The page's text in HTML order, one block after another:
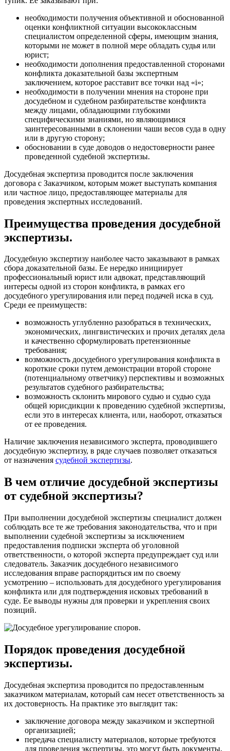
необходимости получения объективной и обоснованной
оценки конфликтной ситуации высококлассным
специалистом определенной сферы, имеющим знания,
которыми не может в полной мере обладать судья или
юрист;
необходимости дополнения предоставленной сторонами
конфликта доказательной базы экспертным
заключением, которое расставит все точки над «i»;
необходимости в получении мнения на стороне при
досудебном и судебном разбирательстве конфликта
между лицами, обладающими глубокими
специфическими знаниями, но являющимися
заинтересованными в склонении чаши весов суда в одну
или в другую сторону;
обосновании в суде доводов о недостоверности ранее
проведенной судебной экспертизы.
Досудебная экспертиза проводится после заключения
договора с Заказчиком, которым может выступать компания
или частное лицо, предоставляющее материалы для
проведения экспертных исследований.
Преимущества проведения досудебной
экспертизы.
Досудебную экспертизу наиболее часто заказывают в рамках
сбора доказательной базы. Ее нередко инициирует
профессиональный юрист или адвокат, представляющий
интересы одной из сторон конфликта, в рамках его
досудебного урегулирования или перед подачей иска в суд.
Среди ее преимуществ:
возможность углубленно разобраться в технических,
экономических, лингвистических и прочих деталях дела
и качественно сформулировать претензионные
требования;
возможность досудебного урегулирования конфликта в
короткие сроки путем демонстрации второй стороне
(потенциальному ответчику) перспективы и возможных
результатов судебного разбирательства;
возможность склонить мирового судью и судью суда
общей юрисдикции к проведению судебной экспертизы,
если это в интересах клиента, или, наоборот, отказаться
от ее проведения.
Наличие заключения независимого эксперта, проводившего
досудебную экспертизу, в ряде случаев позволяет отказаться
от назначения судебной экспертизы.
В чем отличие досудебной экспертизы
от судебной экспертизы?
При выполнении досудебной экспертизы специалист должен
соблюдать все те же требования законодательства, что и при
выполнении судебной экспертизы за исключением
предоставления подписки эксперта об уголовной
ответственности, о которой эксперта предупреждает суд или
следователь. Заказчик досудебного независимого
исследования вправе распорядиться им по своему
усмотрению – использовать для досудебного урегулирования
конфликта или для подтверждения исковых требований в
суде. Ее выводы нужны для проверки и укрепления своих
позиций.
Порядок проведения досудебной
экспертизы.
Досудебная экспертиза проводится по предоставленным
заказчиком материалам, который сам несет ответственность за
их достоверность. На практике это выглядит так:
заключение договора между заказчиком и экспертной
организацией;
передача специалисту материалов, которые требуются
для проведения экспертизы, это могут быть документы,